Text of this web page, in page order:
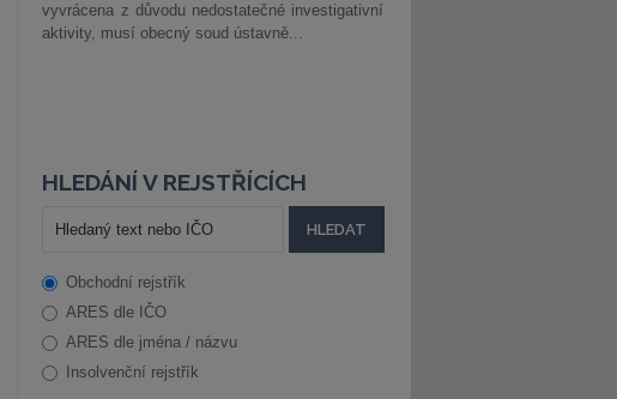
vyvrácena z důvodu nedostatečné investigativní
aktivity, musí obecný soud ústavně...
HLEDÁNÍ V REJSTŘÍCÍCH
Obchodní rejstřík
ARES dle IČO
ARES dle jména / názvu
Insolvenční rejstřík